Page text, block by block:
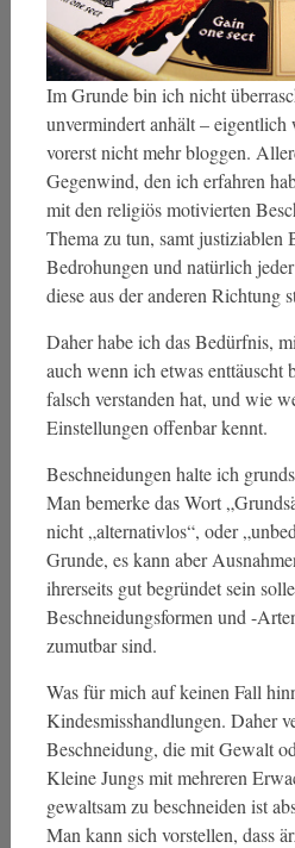
Im Grunde bin ich nicht
unvermindert anhält –
vorerst nicht mehr bloggen.
Gegenwind, den ich erfahren
mit den religiös motivierten
Thema zu tun, samt justiziablen
Bedrohungen und natürlich
diese aus der anderen Richtung
Daher habe ich das Bedürfnis,
auch wenn ich etwas enttäuscht
falsch verstanden hat, und wie
Einstellungen offenbar kennt.
Beschneidungen halte ich
Man bemerke das Wort
nicht „alternativlos“, oder
Grunde, es kann aber
ihrerseits gut begründet sein
Beschneidungsformen und -
zumutbar sind.
Was für mich auf keinen Fall
Kindesmisshandlungen. Daher
Beschneidung, die mit Gewalt
Kleine Jungs mit mehreren
gewaltsam zu beschneiden ist
Man kann sich vorstellen, dass